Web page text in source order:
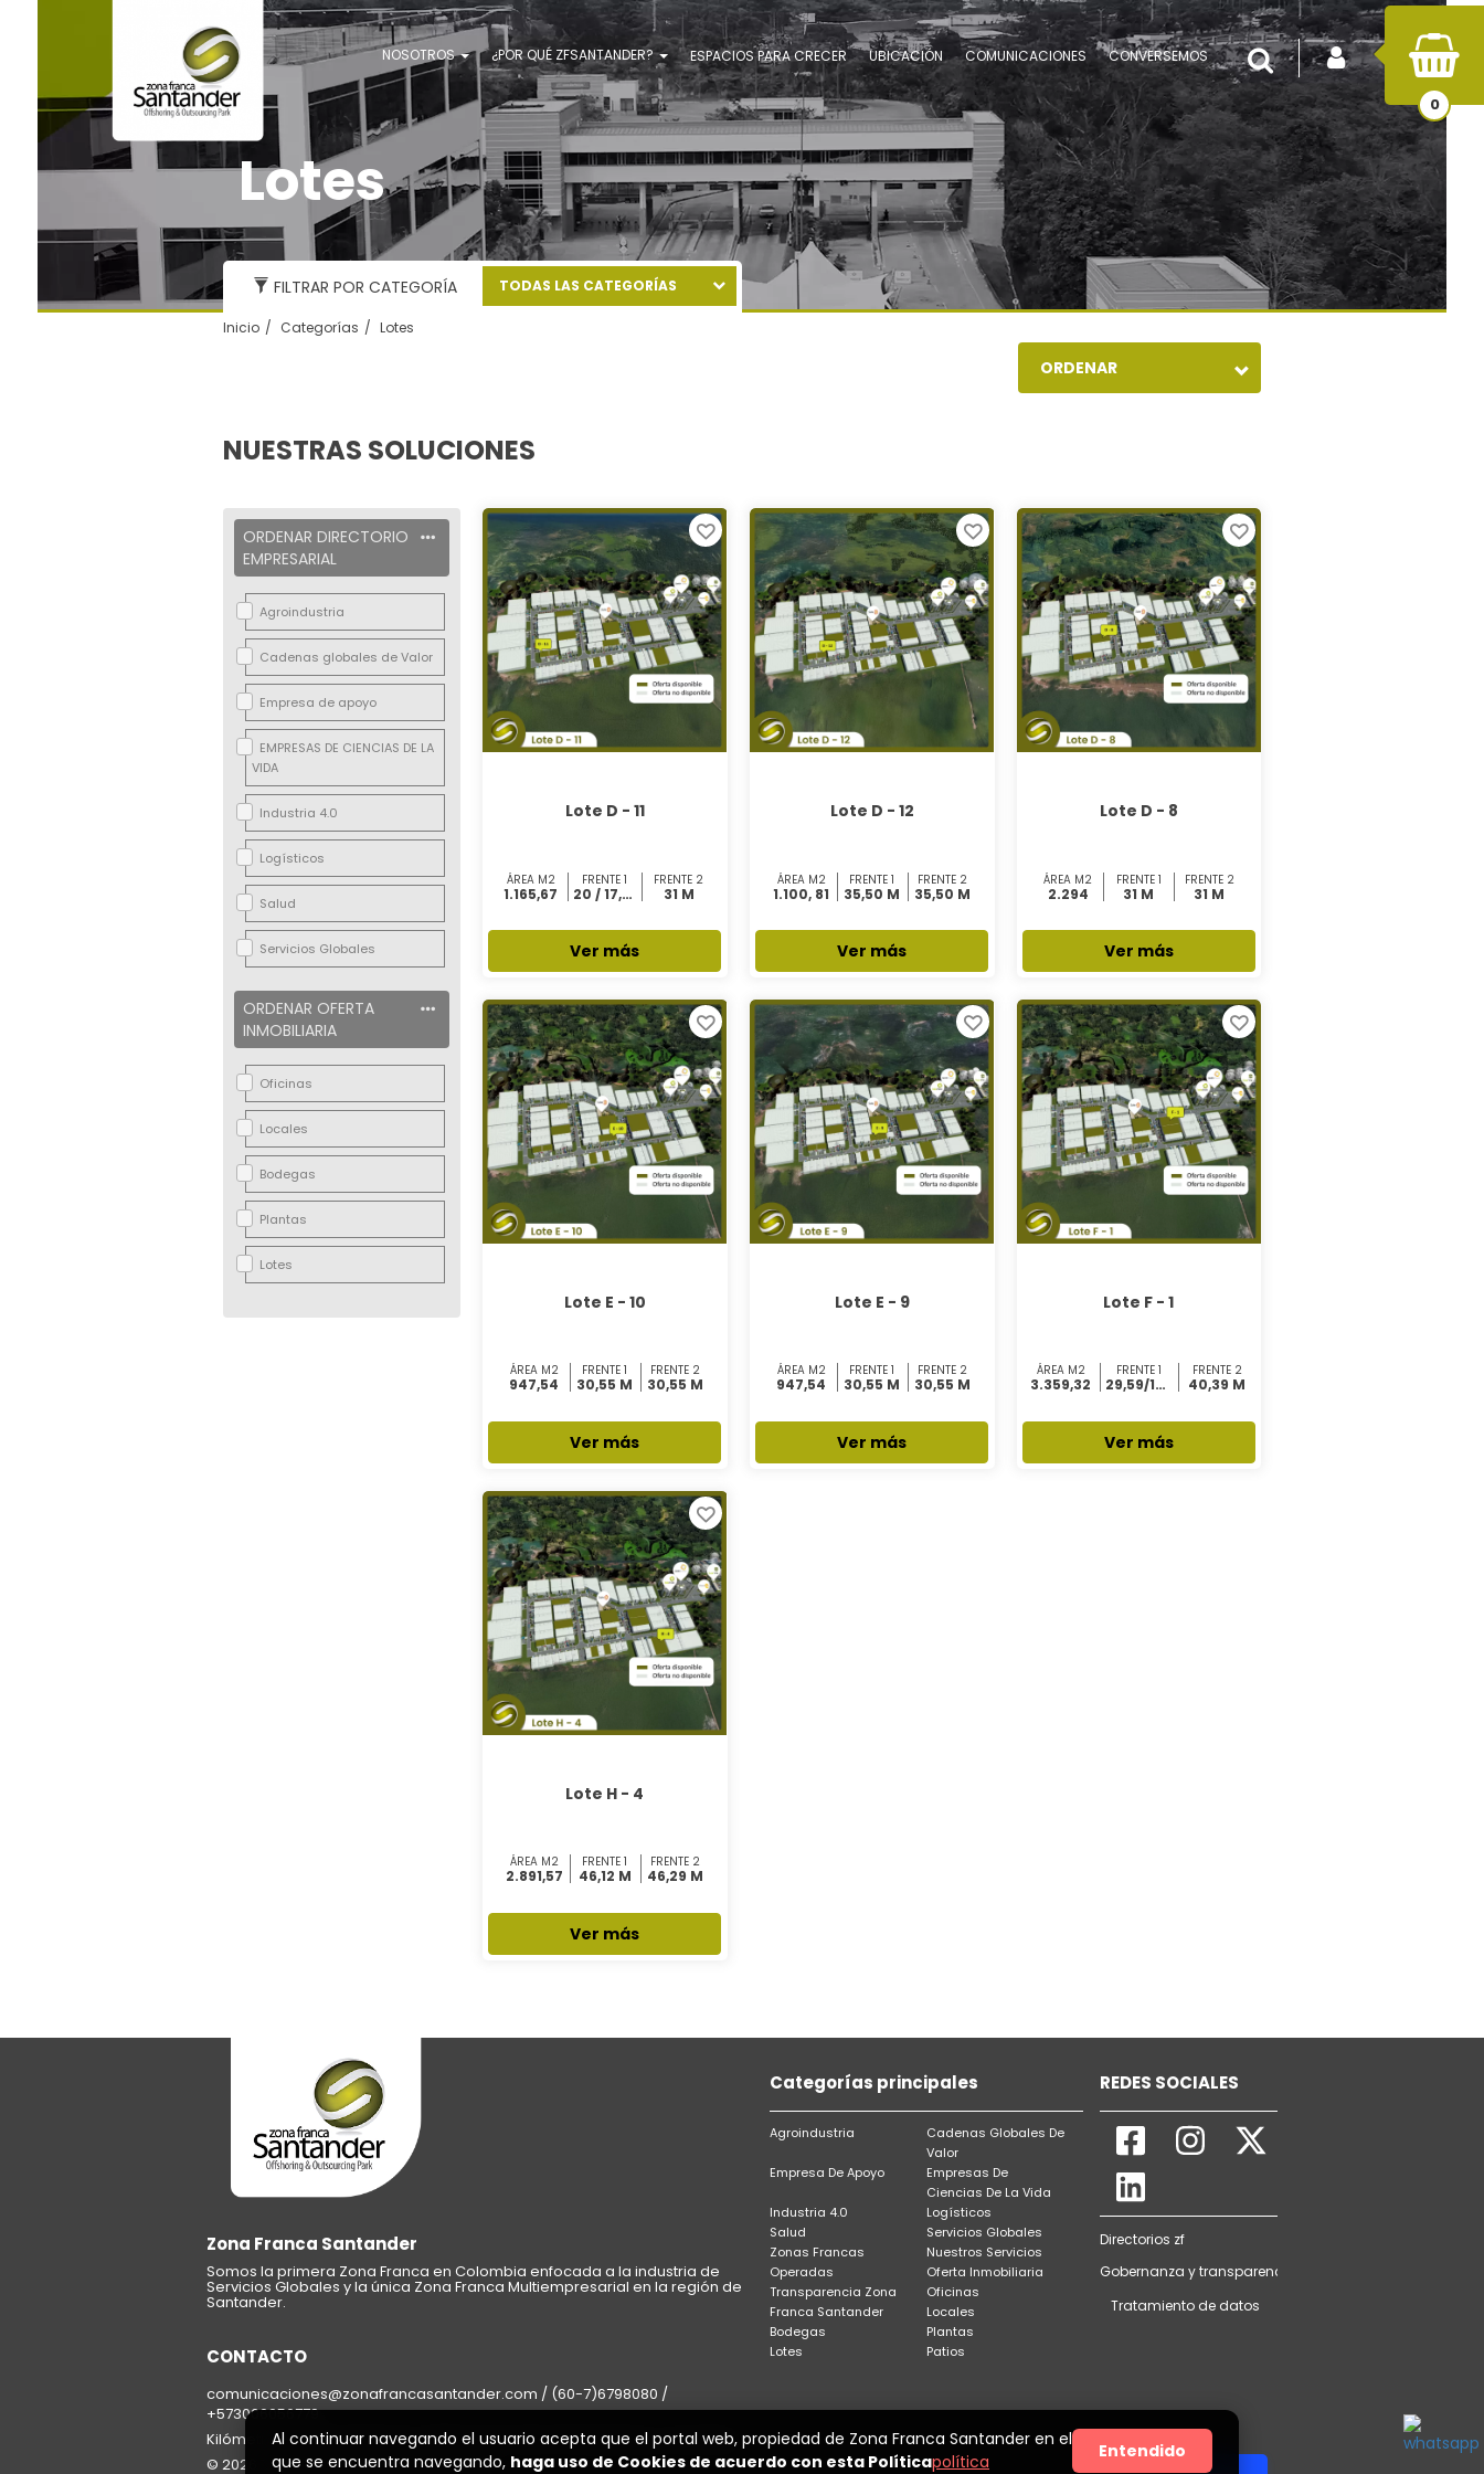
NOSOTROS ¿POR QUÉ ZFSANTANDER? ESPACIOS PARA CRECER UBICACIÓN COMUNICACIONES CONVERSEMOS INICIAR SESIÓN
Buscar
0
Lotes
FILTRAR POR CATEGORÍA
TODAS LAS CATEGORÍAS
INDUSTRIA 4.0
SERVICIOS GLOBALES
ZONAS FRANCAS OPERADAS
NUESTROS SERVICIOS
OFERTA INMOBILIARIA
TRANSPARENCIA ZONA FRANCA SANTANDER
OFICINAS
LOCALES
BODEGAS
Inicio Categorías Lotes
ORDENAR
NUESTRAS SOLUCIONES
ORDENAR DIRECTORIO
EMPRESARIAL
Agroindustria
Cadenas globales de Valor
Empresa de apoyo
EMPRESAS DE CIENCIAS DE LA
VIDA
Industria 4.0
Logísticos
Salud
Servicios Globales
ORDENAR OFERTA
INMOBILIARIA
Oficinas
Locales
Bodegas
Plantas
Lotes
Lote D - 11
ÁREA M2
1.165,67
FRENTE 1
20 / 17,40 M
FRENTE 2
31 M
Ver más
Lote D - 12
ÁREA M2
1.100, 81
FRENTE 1
35,50 M
FRENTE 2
35,50 M
Ver más
Lote D - 8
ÁREA M2
2.294
FRENTE 1
31 M
FRENTE 2
31 M
Ver más
Lote E - 10
ÁREA M2
947,54
FRENTE 1
30,55 M
FRENTE 2
30,55 M
Ver más
Lote E - 9
ÁREA M2
947,54
FRENTE 1
30,55 M
FRENTE 2
30,55 M
Ver más
Lote F - 1
ÁREA M2
3.359,32
FRENTE 1
29,59/16,98 M
FRENTE 2
40,39 M
Ver más
Lote H - 4
ÁREA M2
2.891,57
FRENTE 1
46,12 M
FRENTE 2
46,29 M
Ver más
Zona Franca Santander
Somos la primera Zona Franca en Colombia enfocada a la industria de
Servicios Globales y la única Zona Franca Multiempresarial en la región de
Santander.
CONTACTO
comunicaciones@zonafrancasantander.com / (60-7)6798080 /
+573006056779
Kilómetro 4 Anillo Vial Río Frío, Edificio Suza Vita / Floridablanca, Colombia
© 2026 Todos los derechos reservados
Categorías principales
Agroindustria
Cadenas Globales De
Valor
Empresa De Apoyo
Empresas De
Ciencias De La Vida
Industria 4.0
Logísticos
Salud
Servicios Globales
Zonas Francas
Operadas
Nuestros Servicios
Oferta Inmobiliaria
Transparencia Zona
Franca Santander
Oficinas
Locales
Bodegas
Plantas
Lotes
Patios
REDES SOCIALES
Directorios zf
Gobernanza y transparencia
Tratamiento de datos
Al continuar navegando el usuario acepta que el portal web, propiedad de Zona Franca Santander en el
que se encuentra navegando, haga uso de Cookies de acuerdo con esta Políticapolítica Entendido